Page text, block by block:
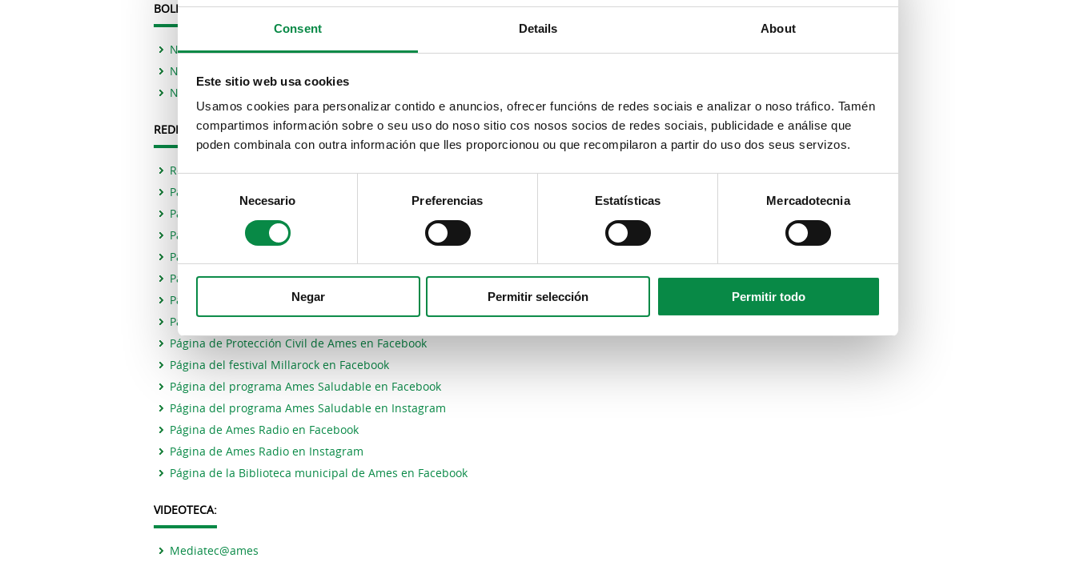
Consent Details About
Este sitio web usa cookies
Usamos cookies para personalizar contido e anuncios, ofrecer funcións de redes sociais e analizar o noso tráfico. Tamén
compartimos información sobre o seu uso do noso sitio cos nosos socios de redes sociais, publicidade e análise que
poden combinala con outra información que lles proporcionou ou que recompilaron a partir do uso dos seus servizos.
Necesario Preferencias Estatísticas Mercadotecnia
Negar Permitir selección Permitir todo
BOLETÍN MUNICIPAL GRATUÍTO 94 KM2:
Número 1 (noviembre de 2017)
Número 2 (mayo de 2018)
Número 3 (enero de 2019)
REDES SOCIALES:
Recomendaciones para la participación en las redes sociales municipales
Página del Ayuntamiento de Ames en Twitter
Página del Ayuntamiento de Ames en Facebook
Página del Ayuntamiento de Ames en Instagram
Página de Deportes del Ayuntamiento de Ames en Facebook
Página de Voluntariado del Ayuntamiento de Ames en Facebook
Página de Juventud de Ames en Facebook
Página de Juventud de Ames en Instagram
Página de Protección Civil de Ames en Facebook
Página del festival Millarock en Facebook
Página del programa Ames Saludable en Facebook
Página del programa Ames Saludable en Instagram
Página de Ames Radio en Facebook
Página de Ames Radio en Instagram
Página de la Biblioteca municipal de Ames en Facebook
VIDEOTECA:
Mediatec@ames